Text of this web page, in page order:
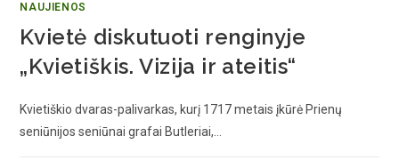
NAUJIENOS
Kvietė diskutuoti renginyje
„Kvietiškis. Vizija ir ateitis“
Kvietiškio dvaras-palivarkas, kurį 1717 metais įkūrė Prienų
seniūnijos seniūnai grafai Butleriai,…